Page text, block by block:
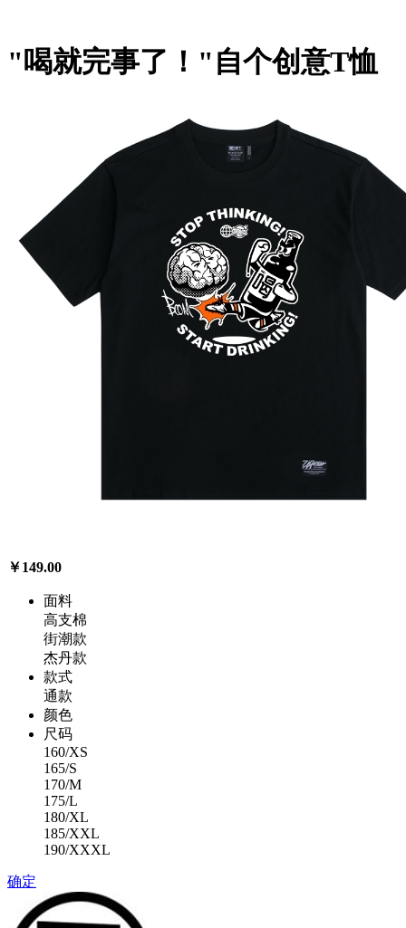
"喝就完事了！"自个创意T恤
￥149.00
面料
高支棉
街潮款
杰丹款
款式
通款
颜色
尺码
160/XS
165/S
170/M
175/L
180/XL
185/XXL
190/XXXL
确定